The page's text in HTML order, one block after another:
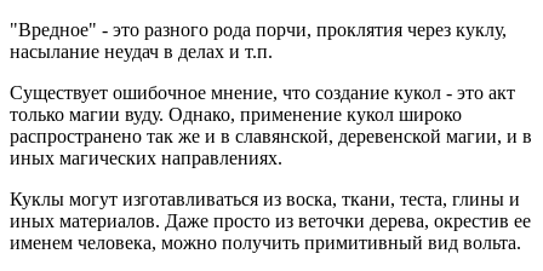
"Вредное" - это разного рода порчи, проклятия через куклу,
насылание неудач в делах и т.п.
Существует ошибочное мнение, что создание кукол - это акт
только магии вуду. Однако, применение кукол широко
распространено так же и в славянской, деревенской магии, и в
иных магических направлениях.
Куклы могут изготавливаться из воска, ткани, теста, глины и
иных материалов. Даже просто из веточки дерева, окрестив ее
именем человека, можно получить примитивный вид вольта.